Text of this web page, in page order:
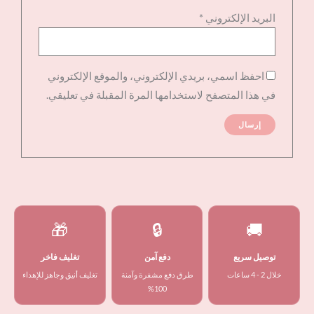
البريد الإلكتروني *
احفظ اسمي، بريدي الإلكتروني، والموقع الإلكتروني
في هذا المتصفح لاستخدامها المرة المقبلة في تعليقي.
🚚
توصيل سريع
خلال 2 - 4 ساعات
🔒
دفع آمن
طرق دفع مشفرة وآمنة
100%
🎁
تغليف فاخر
تغليف أنيق وجاهز للإهداء